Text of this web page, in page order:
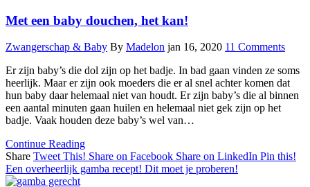
Met een baby douchen, het kan!
Zwangerschap & Baby By Madelon jan 16, 2020 11 Comments
Er zijn baby’s die dol zijn op het badje. In bad gaan vinden ze soms
heerlijk. Maar er zijn ook moeders die er al snel achter komen dat
hun baby daar helemaal niet van houdt. Er zijn baby’s die al binnen
een aantal minuten gaan huilen en helemaal niet gek zijn op het
badje. Vaak houden deze baby’s wel van…
Continue Reading
Share Tweet This! Share on Facebook Share on LinkedIn Pin this!
Een overheerlijk gamba recept! Dit moet je proberen!